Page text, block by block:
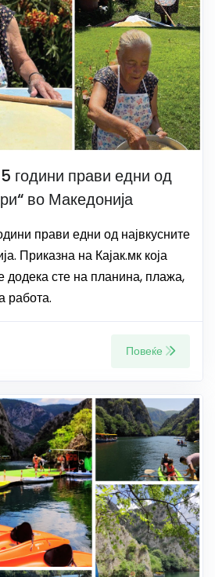
години прави едни од
во Македонија
прави едни од највкусните
Приказна на Кајак.мк која
додека сте на планина, плажа,
работа.
Повеќе